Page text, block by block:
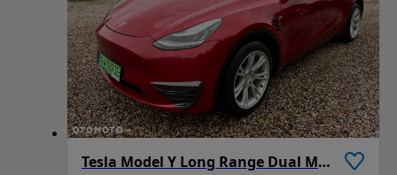
Tesla Model Y Long Range Dual Motor AWD